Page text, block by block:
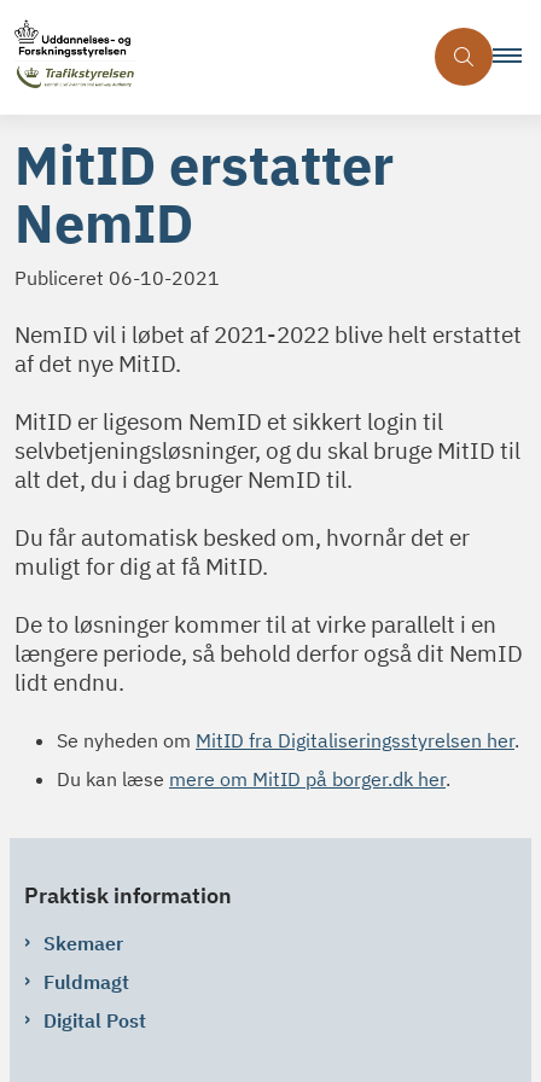
MitID erstatter
NemID
Publiceret 06-10-2021
NemID vil i løbet af 2021-2022 blive helt erstattet
af det nye MitID.
MitID er ligesom NemID et sikkert login til
selvbetjeningsløsninger, og du skal bruge MitID til
alt det, du i dag bruger NemID til.
Du får automatisk besked om, hvornår det er
muligt for dig at få MitID.
De to løsninger kommer til at virke parallelt i en
længere periode, så behold derfor også dit NemID
lidt endnu.
Se nyheden om MitID fra Digitaliseringsstyrelsen her.
Du kan læse mere om MitID på borger.dk her.
Praktisk information
Skemaer
Fuldmagt
Digital Post